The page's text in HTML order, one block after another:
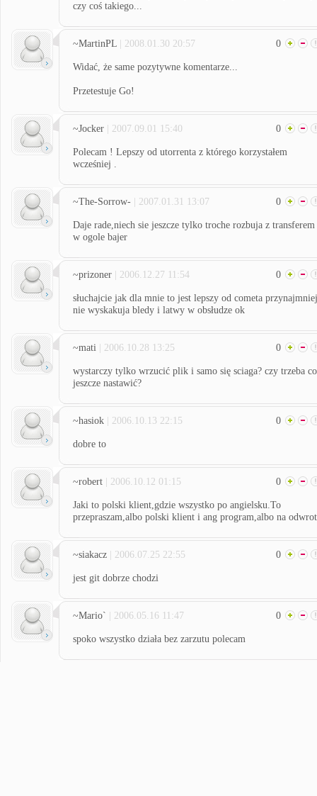
czy coś takiego...
~MartinPL | 2008.01.30 20:57 0
Widać, że same pozytywne komentarze...
Przetestuje Go!
~Jocker | 2007.09.01 15:40 0
Polecam ! Lepszy od utorrenta z którego korzystałem
wcześniej .
~The-Sorrow- | 2007.01.31 13:07 0
Daje rade,niech sie jeszcze tylko troche rozbuja z
w ogole bajer
~prizoner | 2006.12.27 11:54 0
słuchajcie jak dla mnie to jest lepszy od cometa przynajmniej
nie wyskakuja bledy i latwy w obsłudze ok
~mati | 2006.10.28 13:25 0
wystarczy tylko wrzucić plik i samo się sciaga? czy trzeba
jeszcze nastawić?
~hasiok | 2006.10.13 22:15 0
dobre to
~robert | 2006.10.12 01:15 0
Jaki to polski klient,gdzie wszystko po angielsku.To
przepraszam,albo polski klient i ang program,albo na
~siakacz | 2006.07.25 22:55 0
jest git dobrze chodzi
~Mario` | 2006.05.16 11:47 0
spoko wszystko działa bez zarzutu polecam